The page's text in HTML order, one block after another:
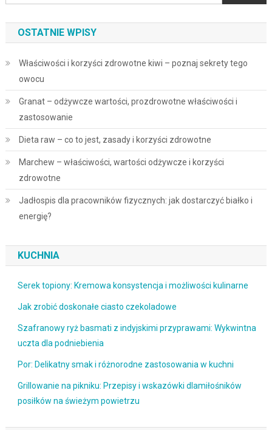
OSTATNIE WPISY
Właściwości i korzyści zdrowotne kiwi – poznaj sekrety tego
owocu
Granat – odżywcze wartości, prozdrowotne właściwości i
zastosowanie
Dieta raw – co to jest, zasady i korzyści zdrowotne
Marchew – właściwości, wartości odżywcze i korzyści
zdrowotne
Jadłospis dla pracowników fizycznych: jak dostarczyć białko i
energię?
KUCHNIA
Serek topiony: Kremowa konsystencja i możliwości kulinarne
Jak zrobić doskonałe ciasto czekoladowe
Szafranowy ryż basmati z indyjskimi przyprawami: Wykwintna
uczta dla podniebienia
Por: Delikatny smak i różnorodne zastosowania w kuchni
Grillowanie na pikniku: Przepisy i wskazówki dlamiłośników
posiłków na świeżym powietrzu